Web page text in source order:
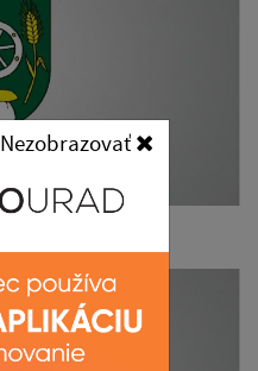
Nezobrazovať